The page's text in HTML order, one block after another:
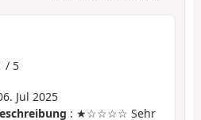
/ 5
Jul 2025
: ★☆☆☆☆ Sehr